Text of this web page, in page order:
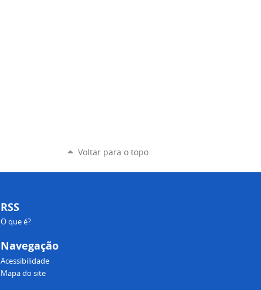
Voltar para o topo
RSS
O que é?
Navegação
Acessibilidade
Mapa do site